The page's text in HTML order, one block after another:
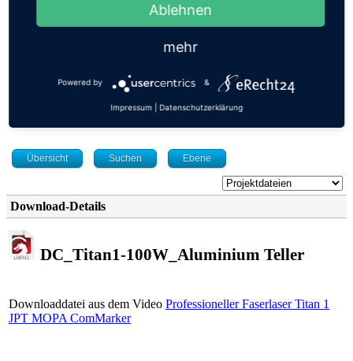
Downloads
DC_Titan1-100W_Aluminium Teller
Übersicht Suchen Ebene
Download-Details
DC_Titan1-100W_Aluminium Teller
Downloaddatei aus dem Video Professioneller Faserlaser Titan 1
JPT MOPA ComMarker
Ablehnen
mehr
Powered by &
Impressum Datenschutzerklärung